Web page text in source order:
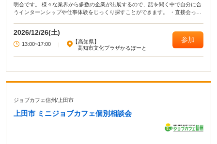
明会です。 様々な業界から多数の企業が出展するので、話を聞く中で自分に合
うインターンシップや仕事体験をじっくり探すことができます。 ・直接会って
できる！ ・周囲の学生の雰囲気が分かり意識が高まる！
2026/12/26(土)
13:00~17:00
【高知県】
高知市文化プラザかるぽーと
参加
ジョブカフェ信州/ 上田市
上田市 ミニジョブカフェ個別相談会